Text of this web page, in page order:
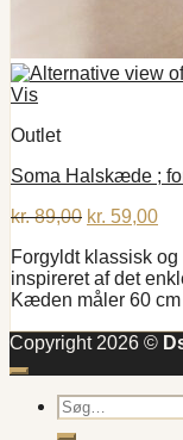
Vis
Outlet
Soma Halskæde ;
kr.89,00 Den
pris
var:
kr. 89,00.
kr. 59,00Den
er:
kr.
Forgyldt klassisk
inspireret af det
Kæden måler 60 cm
Copyright 2026 ©
Søg
efter: